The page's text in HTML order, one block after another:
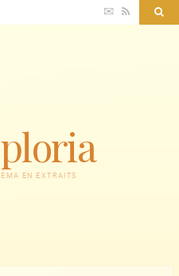
✉ RSS
EN EXTRAITS